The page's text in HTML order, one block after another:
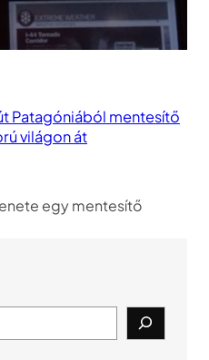
Patagóniából mentesítő
világon át
egy mentesítő